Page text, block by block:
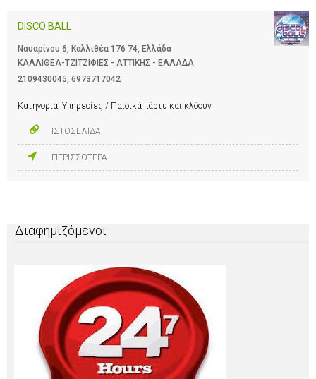
DISCO BALL
Ναυαρίνου 6, Καλλιθέα 176 74, Ελλάδα
ΚΑΛΛΙΘΕΑ-ΤΖΙΤΖΙΦΙΕΣ - ΑΤΤΙΚΗΣ - ΕΛΛΑΔΑ
2109430045 6973717042
Κατηγορία: Υπηρεσίες / Παιδικά πάρτυ και κλόουν
ΙΣΤΟΣΕΛΙΔΑ
ΠΕΡΙΣΣΟΤΕΡΑ
Διαφημιζόμενοι